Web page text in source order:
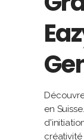
en